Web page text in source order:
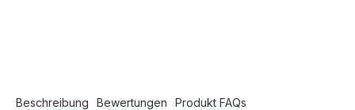
Beschreibung Bewertungen Produkt FAQs